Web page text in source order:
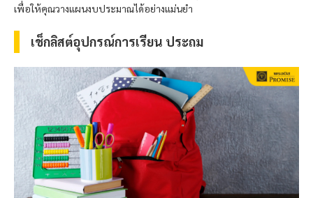
เพื่อให้คุณวางแผนงบประมาณได้อย่างแม่นยำ
เช็กลิสต์อุปกรณ์การเรียน ประถม